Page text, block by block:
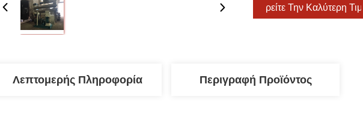
Βρείτε Την Καλύτερη Τιμή
Λεπτομερής Πληροφορία Περιγραφή Προϊόντος